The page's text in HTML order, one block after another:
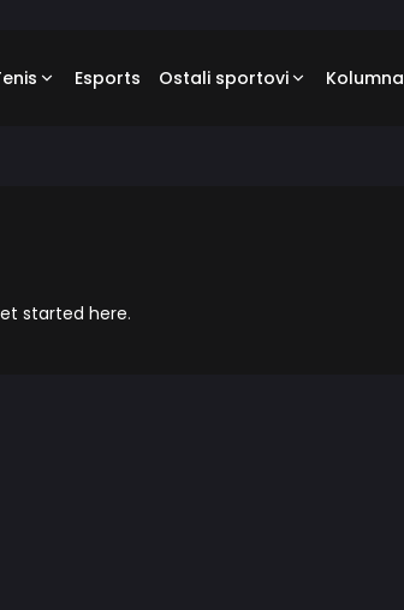
Esports Ostali sportovi Kolumna
started here.